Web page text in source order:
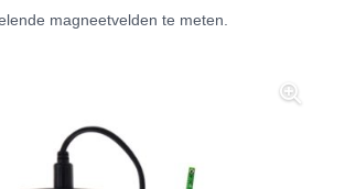
magneetvelden te meten.